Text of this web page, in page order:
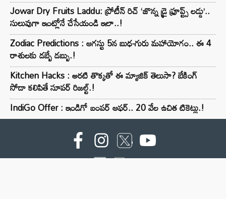
Jowar Dry Fruits Laddu: ప్రోటీన్ రిచ్ ‘జొన్న డ్రై ఫ్రూప్ట్స్ లడ్డు’..
సులువుగా ఇంట్లోనే చేసేయండి ఇలా..!
Zodiac Predictions : ఆగస్టు 5న బుధ-గురు మహాయోగం.. ఈ 4
రాశులకు డబ్బే డబ్బు.!
Kitchen Hacks : అరటి తొక్కతో ఈ మ్యాజిక్ తెలుసా? బేకింగ్
సోడా కలిపితే సూపర్ రిజల్ట్.!
IndiGo Offer : ఇండిగో బంపర్ ఆఫర్.. 20 వేల ఉచిత టికెట్లు.!